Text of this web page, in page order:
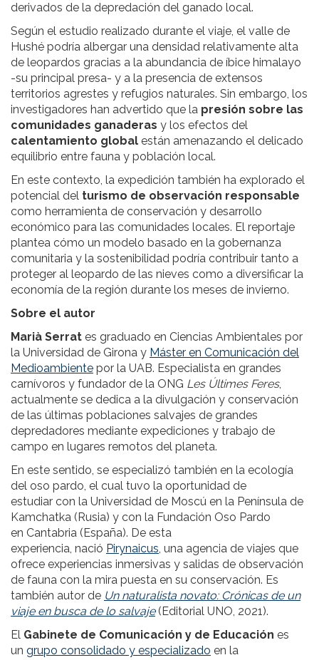
derivados de la depredación del ganado local.
Según el estudio realizado durante el viaje, el valle de
Hushé podría albergar una densidad relativamente alta
de leopardos gracias a la abundancia de íbice himalayo
-su principal presa- y a la presencia de extensos
territorios agrestes y refugios naturales. Sin embargo, los
investigadores han advertido que la presión sobre las
comunidades ganaderas y los efectos del
calentamiento global están amenazando el delicado
equilibrio entre fauna y población local.
En este contexto, la expedición también ha explorado el
potencial del turismo de observación responsable
como herramienta de conservación y desarrollo
económico para las comunidades locales. El reportaje
plantea cómo un modelo basado en la gobernanza
comunitaria y la sostenibilidad podría contribuir tanto a
proteger al leopardo de las nieves como a diversificar la
economía de la región durante los meses de invierno.
Sobre el autor
Marià Serrat es graduado en Ciencias Ambientales por
la Universidad de Girona y Máster en Comunicación del
Medioambiente por la UAB. Especialista en grandes
carnívoros y fundador de la ONG Les Últimes Feres,
actualmente se dedica a la divulgación y conservación
de las últimas poblaciones salvajes de grandes
depredadores mediante expediciones y trabajo de
campo en lugares remotos del planeta.
En este sentido, se especializó también en la ecología
del oso pardo, el cual tuvo la oportunidad de
estudiar con la Universidad de Moscú en la Península de
Kamchatka (Rusia) y con la Fundación Oso Pardo
en Cantabria (España). De esta
experiencia, nació Pirynaicus, una agencia de viajes que
ofrece experiencias inmersivas y salidas de observación
de fauna con la mira puesta en su conservación. Es
también autor de Un naturalista novato: Crónicas de un
viaje en busca de lo salvaje(Editorial UNO, 2021).
El Gabinete de Comunicación y de Educación es
un grupo consolidado y especializado en la